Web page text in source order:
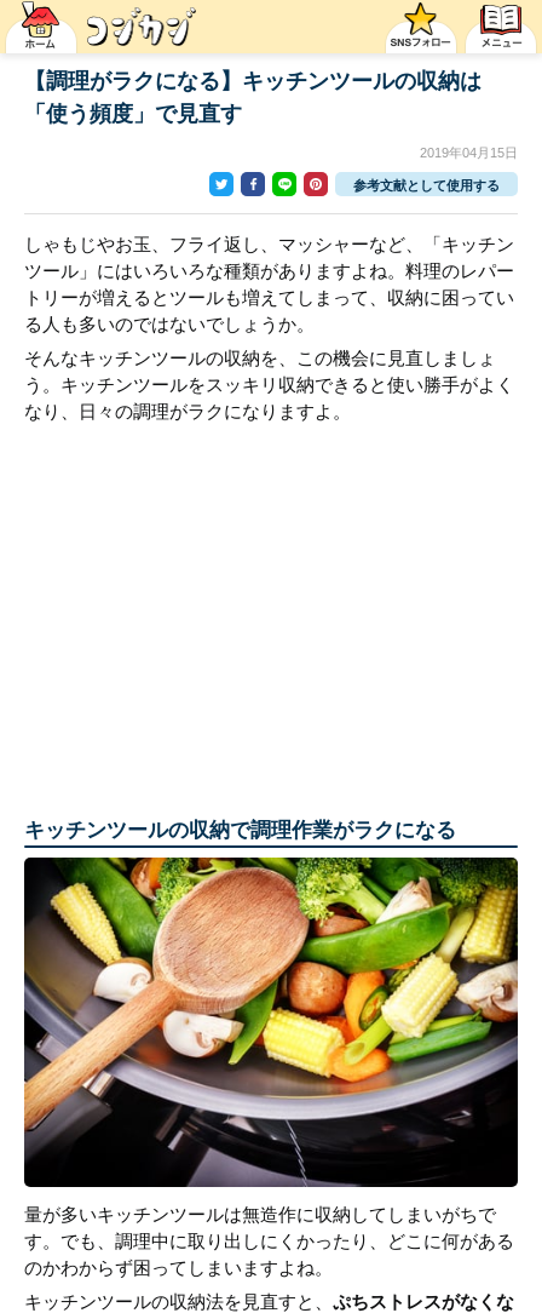
【調理がラクになる】キッチンツールの収納は
「使う頻度」で見直す
2019年04月15日
参考文献として使用する
しゃもじやお玉、フライ返し、マッシャーなど、「キッチン
ツール」にはいろいろな種類がありますよね。料理のレパー
トリーが増えるとツールも増えてしまって、収納に困ってい
る人も多いのではないでしょうか。
そんなキッチンツールの収納を、この機会に見直しましょ
う。キッチンツールをスッキリ収納できると使い勝手がよく
なり、日々の調理がラクになりますよ。
キッチンツールの収納で調理作業がラクになる
量が多いキッチンツールは無造作に収納してしまいがちで
す。でも、調理中に取り出しにくかったり、どこに何がある
のかわからず困ってしまいますよね。
キッチンツールの収納法を見直すと、 ぷちストレスがなくな